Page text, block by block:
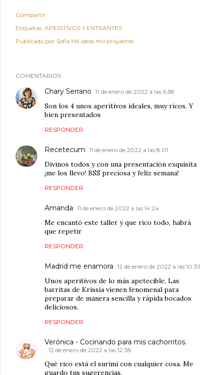
Compartir
Etiquetas: APERITIVOS Y ENTRANTES
Publicado por Sofía Mil ideas mil proyectos
COMENTARIOS
Chary Serrano 11 de enero de 2022 a las 6:58
Son los 4 unos aperitivos ideales, muy ricos. Y
bien presentados
RESPONDER
Recetecum 11 de enero de 2022 a las 8:01
Divinos todos y con una presentación exquisita
¡me los llevo! BSS preciosa y feliz semana!
RESPONDER
Amanda 11 de enero de 2022 a las 14:24
Me encantó este taller y que rico todo, habrá
que repetir
RESPONDER
Madrid me enamora 12 de enero de 2022 a las 10:33
Unos aperitivos de lo más apetecible. Las
barritas de Krissia vienen fenomenal para
preparar de manera sencilla y rápida bocados
deliciosos.
RESPONDER
Verónica - Cocinando para mis cachorritos.
12 de enero de 2022 a las 12:38
Qué rico está el surimi con cualquier cosa. Me
guardo tus sugerencias.